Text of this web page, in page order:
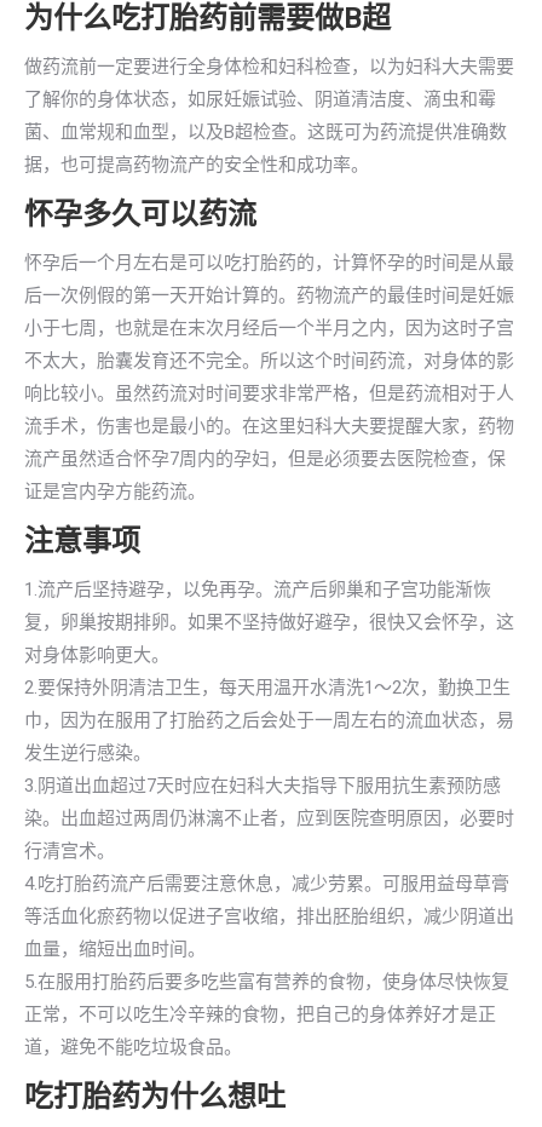
为什么吃打胎药前需要做B超
做药流前一定要进行全身体检和妇科检查，以为妇科大夫需要
了解你的身体状态，如尿妊娠试验、阴道清洁度、滴虫和霉
菌、血常规和血型，以及B超检查。这既可为药流提供准确数
据，也可提高药物流产的安全性和成功率。
怀孕多久可以药流
怀孕后一个月左右是可以吃打胎药的，计算怀孕的时间是从最
后一次例假的第一天开始计算的。药物流产的最佳时间是妊娠
小于七周，也就是在末次月经后一个半月之内，因为这时子宫
不太大，胎囊发育还不完全。所以这个时间药流，对身体的影
响比较小。虽然药流对时间要求非常严格，但是药流相对于人
流手术，伤害也是最小的。在这里妇科大夫要提醒大家，药物
流产虽然适合怀孕7周内的孕妇，但是必须要去医院检查，保
证是宫内孕方能药流。
注意事项
1.流产后坚持避孕，以免再孕。流产后卵巢和子宫功能渐恢
复，卵巢按期排卵。如果不坚持做好避孕，很快又会怀孕，这
对身体影响更大。
2.要保持外阴清洁卫生，每天用温开水清洗1～2次，勤换卫生
巾，因为在服用了打胎药之后会处于一周左右的流血状态，易
发生逆行感染。
3.阴道出血超过7天时应在妇科大夫指导下服用抗生素预防感
染。出血超过两周仍淋漓不止者，应到医院查明原因，必要时
行清宫术。
4.吃打胎药流产后需要注意休息，减少劳累。可服用益母草膏
等活血化瘀药物以促进子宫收缩，排出胚胎组织，减少阴道出
血量，缩短出血时间。
5.在服用打胎药后要多吃些富有营养的食物，使身体尽快恢复
正常，不可以吃生冷辛辣的食物，把自己的身体养好才是正
道，避免不能吃垃圾食品。
吃打胎药为什么想吐